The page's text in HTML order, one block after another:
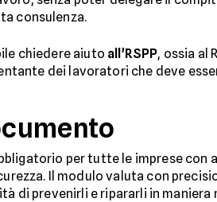
consulenza.
chiedere aiuto all'RSPP, ossia al
dei lavoratori che deve
per tutte le imprese con
Il modulo valuta con
di prevenirli e ripararli in